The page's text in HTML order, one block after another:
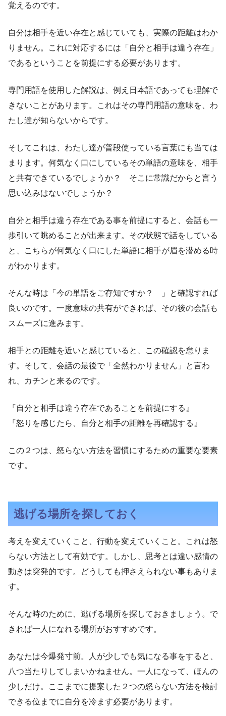
覚えるのです。
自分は相手を近い存在と感じていても、実際の距離はわか
りません。これに対応するには「自分と相手は違う存在」
であるということを前提にする必要があります。
専門用語を使用した解説は、例え日本語であっても理解で
きないことがあります。これはその専門用語の意味を、わ
たし達が知らないからです。
そしてこれは、わたし達が普段使っている言葉にも当ては
まります。何気なく口にしているその単語の意味を、相手
と共有できているでしょうか？ そこに常識だからと言う
思い込みはないでしょうか？
自分と相手は違う存在である事を前提にすると、会話も一
歩引いて眺めることが出来ます。その状態で話をしている
と、こちらが何気なく口にした単語に相手が眉を潜める時
がわかります。
そんな時は「今の単語をご存知ですか？ 」と確認すれば
良いのです。一度意味の共有ができれば、その後の会話も
スムーズに進みます。
相手との距離を近いと感じていると、この確認を怠りま
す。そして、会話の最後で「全然わかりません」と言わ
れ、カチンと来るのです。
『自分と相手は違う存在であることを前提にする』
『怒りを感じたら、自分と相手の距離を再確認する』
この２つは、怒らない方法を習慣にするための重要な要素
です。
逃げる場所を探しておく
考えを変えていくこと、行動を変えていくこと。これは怒
らない方法として有効です。しかし、思考とは違い感情の
動きは突発的です。どうしても押さえられない事もありま
す。
そんな時のために、逃げる場所を探しておきましょう。で
きれば一人になれる場所がおすすめです。
あなたは今爆発寸前。人が少しでも気になる事をすると、
八つ当たりしてしまいかねません。一人になって、ほんの
少しだけ。ここまでに提案した２つの怒らない方法を検討
できる位までに自分を冷ます必要があります。